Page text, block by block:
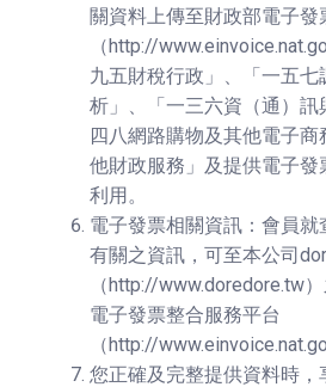
關資料上傳至財政部電子發
（http://
九五財稅行政」、「一五
析」、「一三六資（通）
四八網路購物及其他電子
他財政服務」及提供電子
利用。
電子發票相關資訊：會員
有關之資訊，可至本公司
（http://www.doredore.tw
電子發票整合服務平台
（http://
您正確及完整提供資料時